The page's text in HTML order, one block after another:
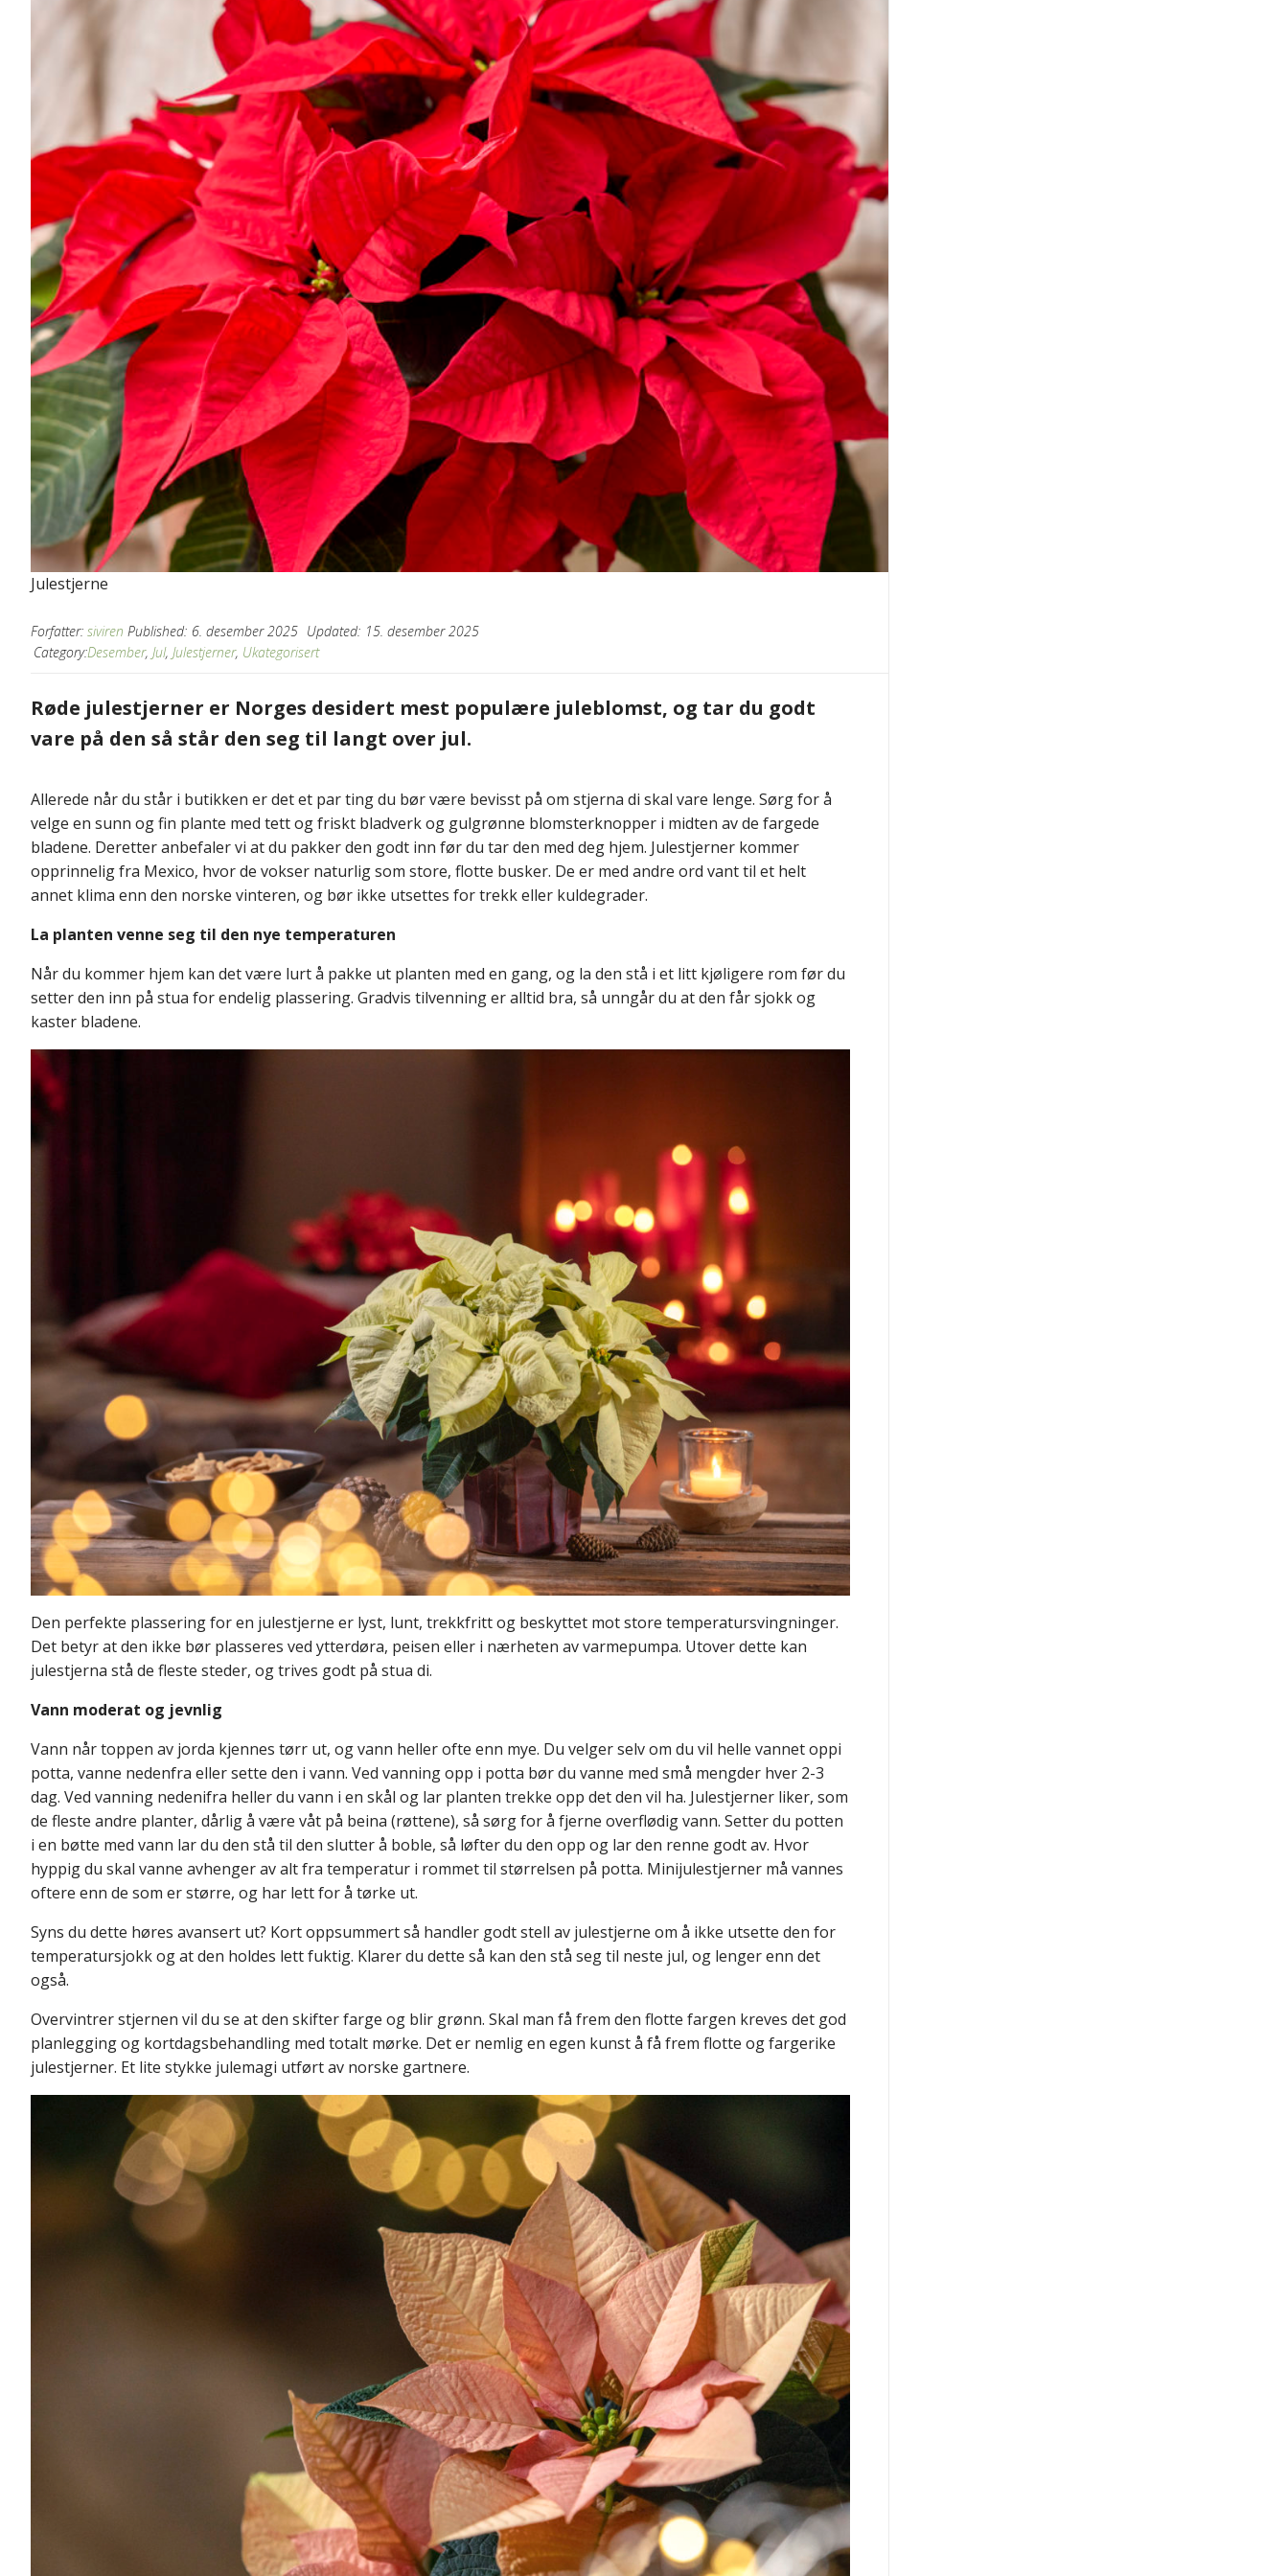
Julestjerne
Forfatter: siviren Published: 6. desember 2025 Updated: 15. desember 2025
Category:Desember, Jul, Julestjerner, Ukategorisert
Røde julestjerner er Norges desidert mest populære juleblomst, og tar du godt
vare på den så står den seg til langt over jul.
Allerede når du står i butikken er det et par ting du bør være bevisst på om stjerna di skal vare lenge. Sørg for å
velge en sunn og fin plante med tett og friskt bladverk og gulgrønne blomsterknopper i midten av de fargede
bladene. Deretter anbefaler vi at du pakker den godt inn før du tar den med deg hjem. Julestjerner kommer
opprinnelig fra Mexico, hvor de vokser naturlig som store, flotte busker. De er med andre ord vant til et helt
annet klima enn den norske vinteren, og bør ikke utsettes for trekk eller kuldegrader.
La planten venne seg til den nye temperaturen
Når du kommer hjem kan det være lurt å pakke ut planten med en gang, og la den stå i et litt kjøligere rom før du
setter den inn på stua for endelig plassering. Gradvis tilvenning er alltid bra, så unngår du at den får sjokk og
kaster bladene.
Den perfekte plassering for en julestjerne er lyst, lunt, trekkfritt og beskyttet mot store temperatursvingninger.
Det betyr at den ikke bør plasseres ved ytterdøra, peisen eller i nærheten av varmepumpa. Utover dette kan
julestjerna stå de fleste steder, og trives godt på stua di.
Vann moderat og jevnlig
Vann når toppen av jorda kjennes tørr ut, og vann heller ofte enn mye. Du velger selv om du vil helle vannet oppi
potta, vanne nedenfra eller sette den i vann. Ved vanning opp i potta bør du vanne med små mengder hver 2-3
dag. Ved vanning nedenifra heller du vann i en skål og lar planten trekke opp det den vil ha. Julestjerner liker, som
de fleste andre planter, dårlig å være våt på beina (røttene), så sørg for å fjerne overflødig vann. Setter du potten
i en bøtte med vann lar du den stå til den slutter å boble, så løfter du den opp og lar den renne godt av. Hvor
hyppig du skal vanne avhenger av alt fra temperatur i rommet til størrelsen på potta. Minijulestjerner må vannes
oftere enn de som er større, og har lett for å tørke ut.
Syns du dette høres avansert ut? Kort oppsummert så handler godt stell av julestjerne om å ikke utsette den for
temperatursjokk og at den holdes lett fuktig. Klarer du dette så kan den stå seg til neste jul, og lenger enn det
også.
Overvintrer stjernen vil du se at den skifter farge og blir grønn. Skal man få frem den flotte fargen kreves det god
planlegging og kortdagsbehandling med totalt mørke. Det er nemlig en egen kunst å få frem flotte og fargerike
julestjerner. Et lite stykke julemagi utført av norske gartnere.